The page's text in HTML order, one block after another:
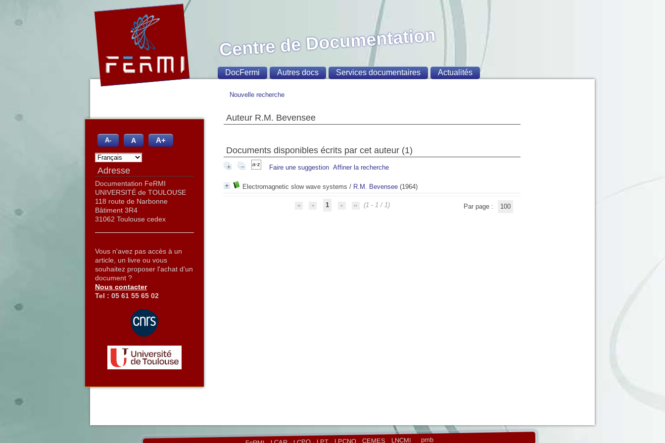
Nouvelle recherche
Auteur R.M. Bevensee
Documents disponibles écrits par cet auteur (1)
Faire une suggestion Affiner la recherche
Electromagnetic slow wave systems / R.M. Bevensee (1964)
1 (1 - 1 / 1) Par page : 100
- LPCNO- CEMES - LNCMI pmb
Centre de Documentation
DocFermi Autres docs Services documentaires Actualités
A- A A+
Adresse
Documentation FeRMI
UNIVERSITÉ de TOULOUSE
118 route de Narbonne
Bâtiment 3R4
31062 Toulouse cedex
Vous n'avez pas accès à un
article, un livre ou vous
souhaitez proposer l'achat d'un
document ?
Nous contacter
Tel : 05 61 55 65 02